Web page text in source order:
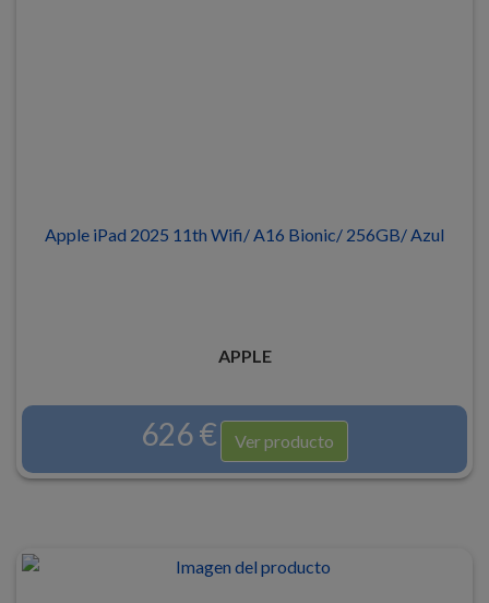
Apple iPad 2025 11th Wifi/ A16 Bionic/ 256GB/ Azul
APPLE
626 € Ver producto